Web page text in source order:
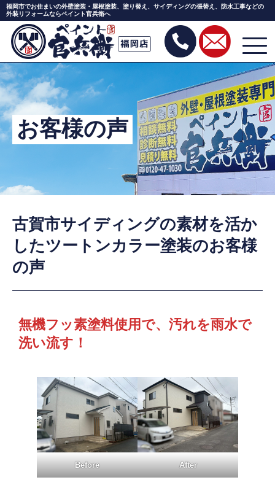
Skip
to
the
content
福岡市でお住まいの外壁塗装・屋根塗装、塗り替え、サイディングの張替え、防水工事などの
外装リフォームならペイント官兵衛へ
お客様の声
古賀市サイディングの素材を活か
したツートンカラー塗装のお客様
の声
無機フッ素塗料使用で、汚れを雨水で
洗い流す！
Before After